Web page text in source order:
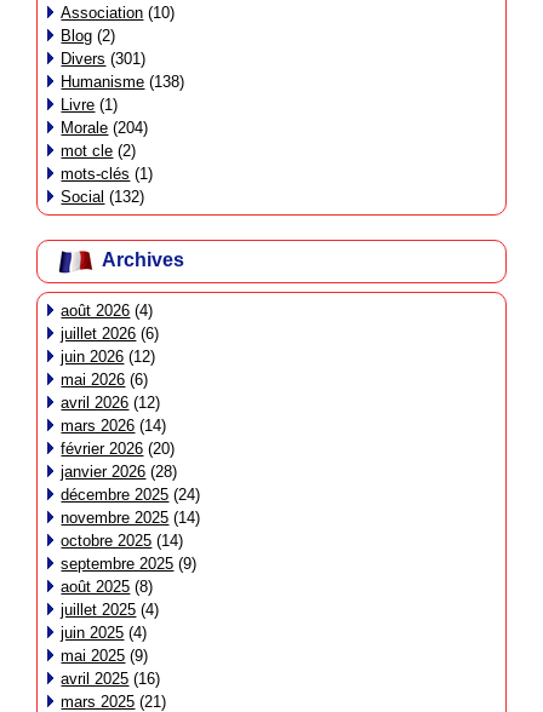
Association (10)
Blog (2)
Divers (301)
Humanisme (138)
Livre (1)
Morale (204)
mot cle (2)
mots-clés (1)
Social (132)
Archives
août 2026 (4)
juillet 2026 (6)
juin 2026 (12)
mai 2026 (6)
avril 2026 (12)
mars 2026 (14)
février 2026 (20)
janvier 2026 (28)
décembre 2025 (24)
novembre 2025 (14)
octobre 2025 (14)
septembre 2025 (9)
août 2025 (8)
juillet 2025 (4)
juin 2025 (4)
mai 2025 (9)
avril 2025 (16)
mars 2025 (21)